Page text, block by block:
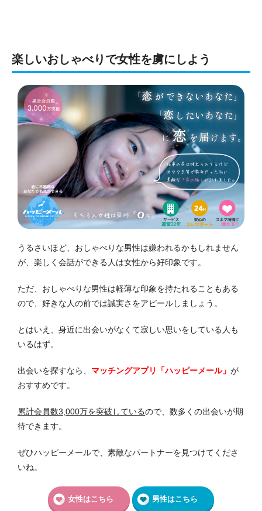
楽しいおしゃべりで女性を虜にしよう
うるさいほど、おしゃべりな男性は嫌われるかもしれません
が、楽しく会話ができる人は女性から好印象です。
ただ、おしゃべりな男性は軽薄な印象を持たれることもある
ので、好きな人の前では誠実さをアピールしましょう。
とはいえ、身近に出会いがなくて寂しい思いをしている人も
いるはず。
出会いを探すなら、 マッチングアプリ「ハッピーメール」 が
おすすめです。
累計会員数3,000万を突破しているので、数多くの出会いが期
待できます。
ぜひハッピーメールで、素敵なパートナーを見つけてくださ
いね。
女性はこちら 男性はこちら